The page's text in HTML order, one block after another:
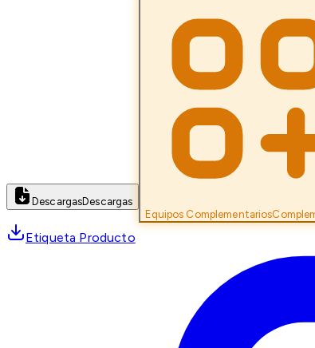
DescargasDescargas
Equipos Complementarios
Etiqueta Producto